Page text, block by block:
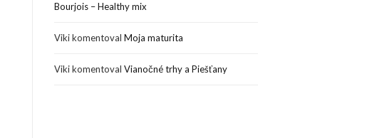
Bourjois – Healthy mix
VikikomentovalMoja maturita
VikikomentovalVianočné trhy a Piešťany